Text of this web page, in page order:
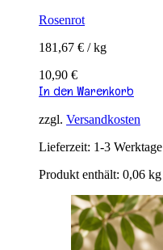
Rosenrot
181,67 € /kg
10,90 €
In den Warenkorb
zzgl. Versandkosten
Lieferzeit: 1-3 Werktage
Produkt enthält: 0,06 kg